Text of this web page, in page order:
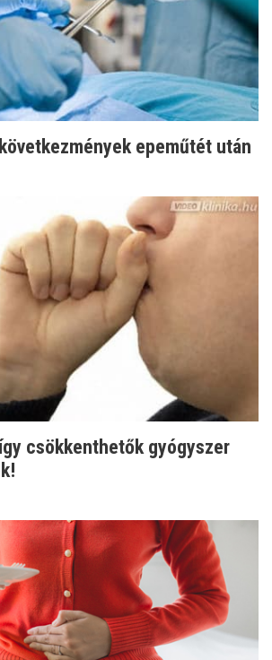
epeműtét után
csökkenthetők gyógyszer